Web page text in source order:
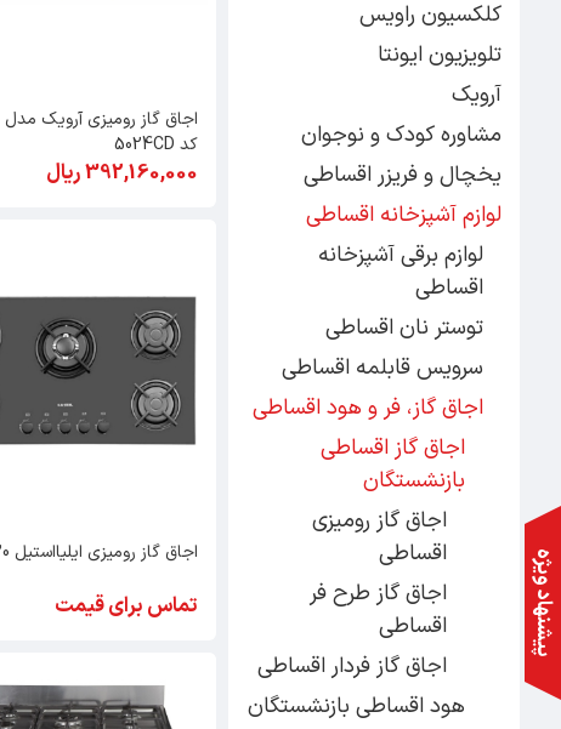
کلکسیون راویس
تلویزیون ایونتا
آرویک
مشاوره کودک و نوجوان
یخچال و فریزر اقساطی
لوازم آشپزخانه اقساطی
لوازم برقی آشپزخانه
اقساطی
توستر نان اقساطی
سرویس قابلمه اقساطی
اجاق گاز، فر و هود اقساطی
اجاق گاز اقساطی
بازنشستگان
اجاق گاز رومیزی
اقساطی
اجاق گاز طرح فر
اقساطی
اجاق گاز فردار اقساطی
هود اقساطی بازنشستگان
کد 5024CD
392,160,000 ریال
اجاق گاز رومیزی ایلیااستیل G 530
تماس برای قیمت پیشنهاد ویژه